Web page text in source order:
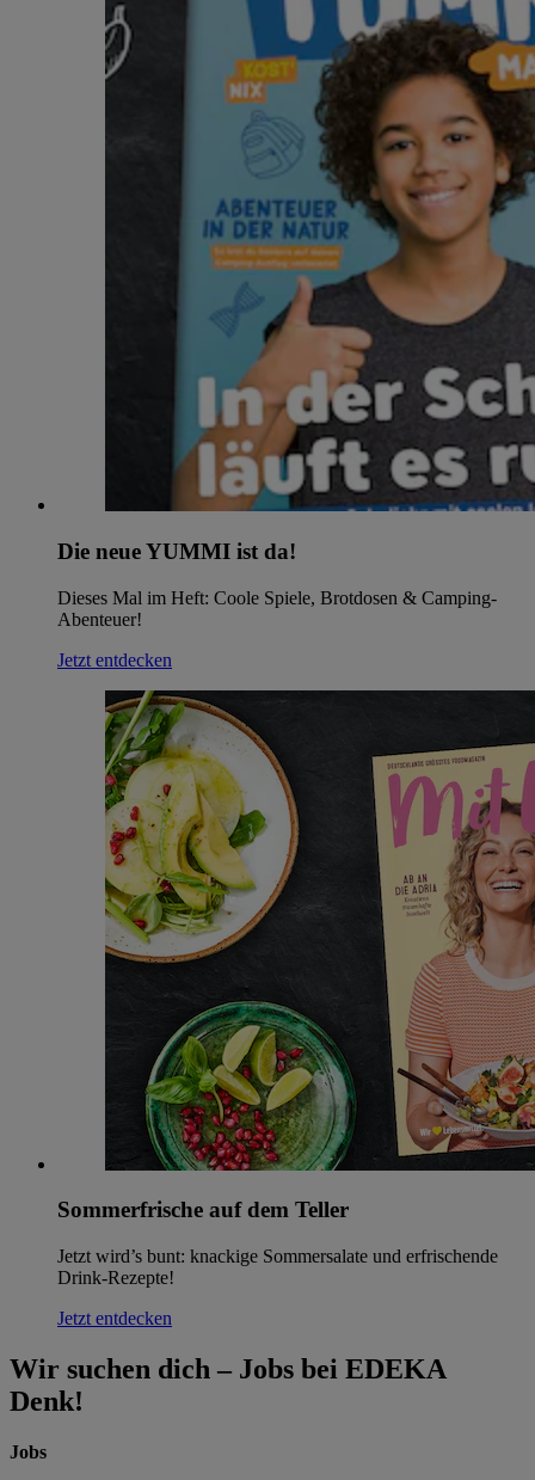
Die neue YUMMI ist da!
Dieses Mal im Heft: Coole Spiele, Brotdosen & Camping-
Abenteuer!
Jetzt entdecken
Sommerfrische auf dem Teller
Jetzt wird’s bunt: knackige Sommersalate und erfrischende
Drink-Rezepte!
Jetzt entdecken
Wir suchen dich – Jobs bei EDEKA
Denk!
Jobs